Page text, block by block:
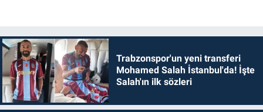
Trabzonspor'un yeni transferi
Mohamed Salah İstanbul'da! İşte
Salah'ın ilk sözleri